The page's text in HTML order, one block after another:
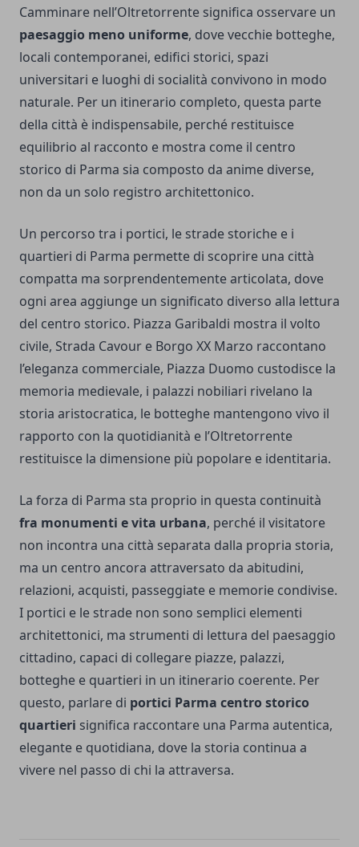
Camminare nell’Oltretorrente significa osservare un
paesaggio meno uniforme, dove vecchie botteghe,
locali contemporanei, edifici storici, spazi
universitari e luoghi di socialità convivono in modo
naturale. Per un itinerario completo, questa parte
della città è indispensabile, perché restituisce
equilibrio al racconto e mostra come il centro
storico di Parma sia composto da anime diverse,
non da un solo registro architettonico.
Un percorso tra i portici, le strade storiche e i
quartieri di Parma permette di scoprire una città
compatta ma sorprendentemente articolata, dove
ogni area aggiunge un significato diverso alla lettura
del centro storico. Piazza Garibaldi mostra il volto
civile, Strada Cavour e Borgo XX Marzo raccontano
l’eleganza commerciale, Piazza Duomo custodisce la
memoria medievale, i palazzi nobiliari rivelano la
storia aristocratica, le botteghe mantengono vivo il
rapporto con la quotidianità e l’Oltretorrente
restituisce la dimensione più popolare e identitaria.
La forza di Parma sta proprio in questa continuità
fra monumenti e vita urbana, perché il visitatore
non incontra una città separata dalla propria storia,
ma un centro ancora attraversato da abitudini,
relazioni, acquisti, passeggiate e memorie condivise.
I portici e le strade non sono semplici elementi
architettonici, ma strumenti di lettura del paesaggio
cittadino, capaci di collegare piazze, palazzi,
botteghe e quartieri in un itinerario coerente. Per
questo, parlare di portici Parma centro storico
quartieri significa raccontare una Parma autentica,
elegante e quotidiana, dove la storia continua a
vivere nel passo di chi la attraversa.